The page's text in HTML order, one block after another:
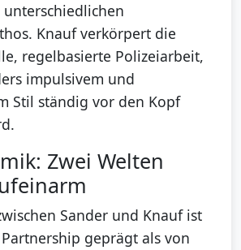
Knauf verkörpert die
regelbasierte Polizeiarbeit,
impulsivem und
Stil ständig vor den Kopf
Zwei Welten
Sander und Knauf ist
geprägt als von